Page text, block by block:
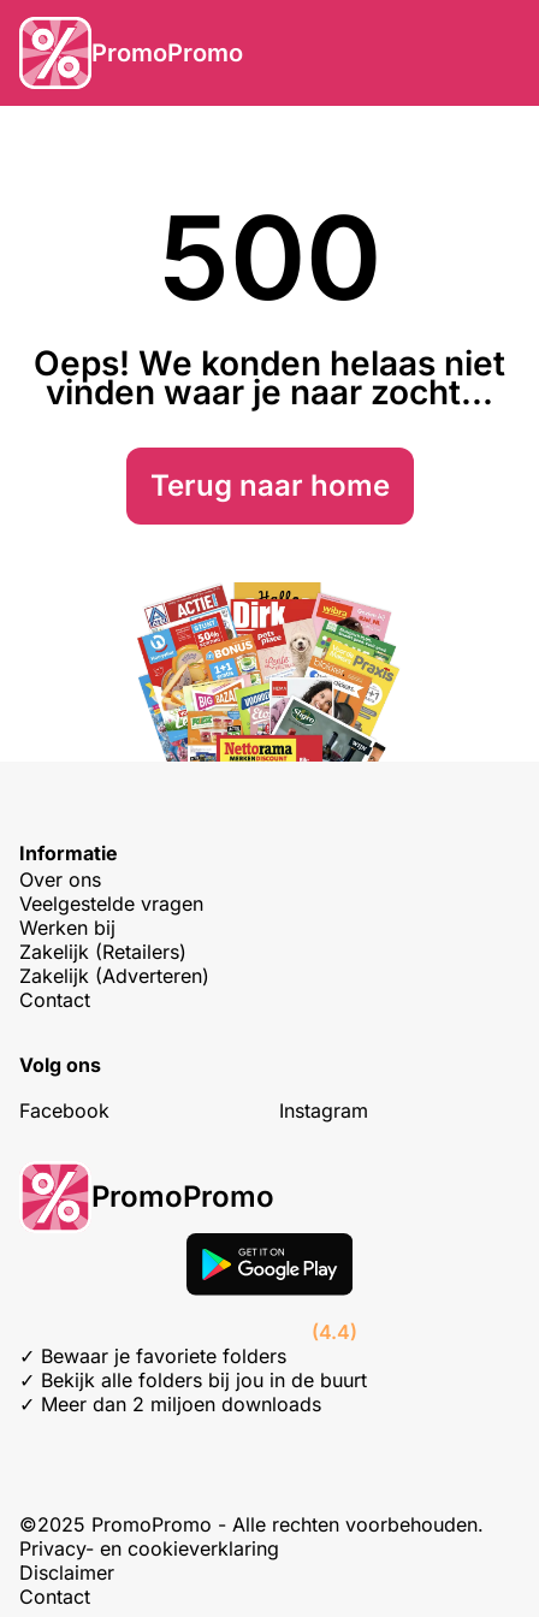
PromoPromo
500
Oeps! We konden helaas niet
vinden waar je naar zocht...
Terug naar home
Informatie
Over ons
Veelgestelde vragen
Werken bij
Zakelijk (Retailers)
Zakelijk (Adverteren)
Contact
Volg ons
Facebook
Instagram
PromoPromo
(4.4)
✓ Bewaar je favoriete folders
✓ Bekijk alle folders bij jou in de buurt
✓ Meer dan 2 miljoen downloads
©2025 PromoPromo - Alle rechten voorbehouden.
Privacy- en cookieverklaring
Disclaimer
Contact